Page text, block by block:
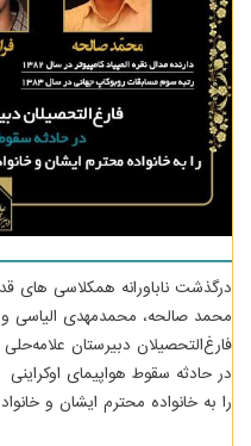
درگذشت ناباورانه همکلاسی های
محمد صالحه، محمدمهدی الیاسی و
فارغ‌التحصیلان دبیرستان علامه‌حلی
در حادثه سقوط هواپیمای اوکراینی
را به خانواده محترم ایشان و